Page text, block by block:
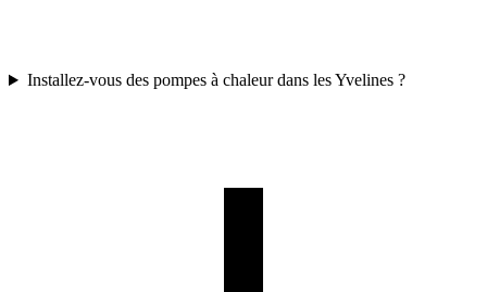
Installez-vous des pompes à chaleur dans les Yvelines ?